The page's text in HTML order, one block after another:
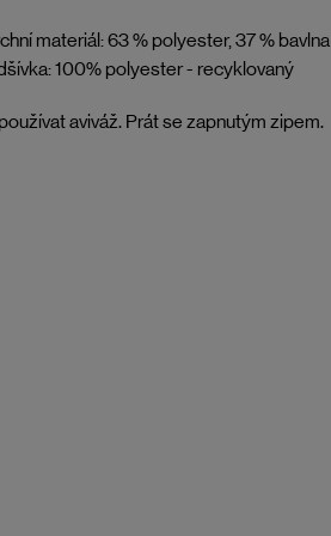
materiál: 63 % polyester, 37 % bavlna
100% polyester - recyklovaný
aviváž. Prát se zapnutým zipem.